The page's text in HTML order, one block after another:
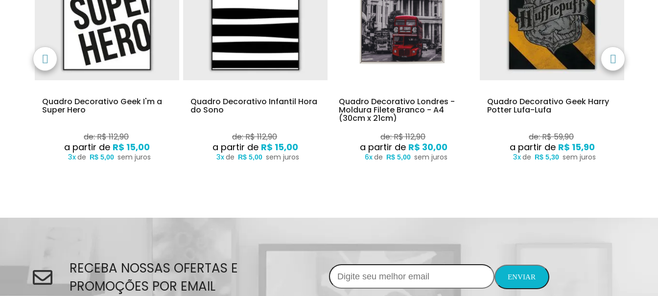
Quadro Decorativo Geek I'm a
Super Hero
de: R$ 112,90
R$ 15,00
3xde R$ 5,00 sem juros
Quadro Decorativo Infantil Hora
do Sono
de: R$ 112,90
R$ 15,00
3xde R$ 5,00 sem juros
Quadro Decorativo Londres -
Moldura Filete Branco - A4
(30cm x 21cm)
de: R$ 112,90
R$ 30,00
6xde R$ 5,00 sem juros
Quadro Decorativo Geek Harry
Potter Lufa-Lufa
de: R$ 59,90
R$ 15,90
3xde R$ 5,30 sem juros
RECEBA NOSSAS OFERTAS E
PROMOÇÕES POR EMAIL